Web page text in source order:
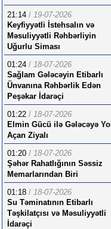
21:14 / 19-07-2026
Keyfiyyətli İstehsalın və
Məsuliyyətli Rəhbərliyin
Uğurlu Siması
01:24 / 18-07-2026
Sağlam Gələcəyin Etibarlı
Ünvanına Rəhbərlik Edən
Peşəkar İdarəçi
01:22 / 18-07-2026
Elmin Gücü ilə Gələcəyə Yol
Açan Ziyalı
01:20 / 18-07-2026
Şəhər Rahatlığının Səssiz
Memarlarından Biri
01:18 / 18-07-2026
Su Təminatının Etibarlı
Təşkilatçısı və Məsuliyyətli
İdarəçi